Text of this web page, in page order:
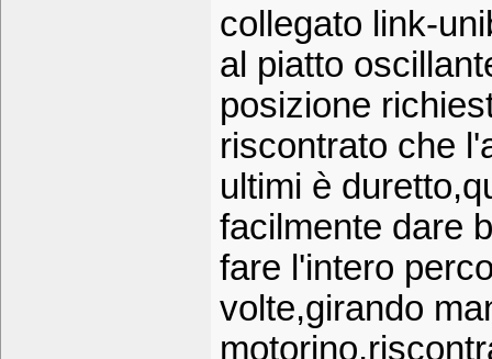
collegato link-
al piatto
posizione
riscontrato che
ultimi è
facilmente dare
fare l'intero
volte,girando